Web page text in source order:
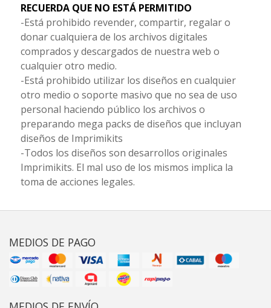
RECUERDA QUE NO ESTÁ PERMITIDO
-Está prohibido revender, compartir, regalar o
donar cualquiera de los archivos digitales
comprados y descargados de nuestra web o
cualquier otro medio.
-Está prohibido utilizar los diseños en cualquier
otro medio o soporte masivo que no sea de uso
personal haciendo público los archivos o
preparando mega packs de diseños que incluyan
diseños de Imprimikits
-Todos los diseños son desarrollos originales
Imprimikits. El mal uso de los mismos implica la
toma de acciones legales.
MEDIOS DE PAGO